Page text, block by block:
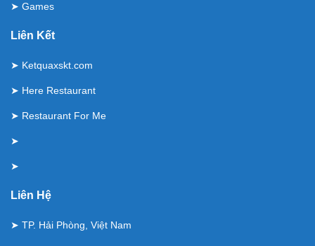
➤ Games
Liên Kết
➤ Ketquaxskt.com
➤ Here Restaurant
➤ Restaurant For Me
➤
➤
Liên Hệ
➤ TP. Hải Phòng, Việt Nam